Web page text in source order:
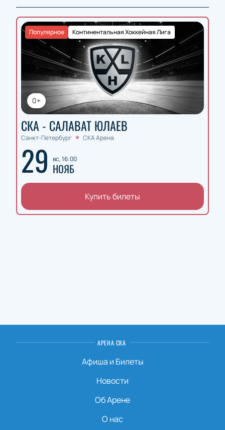
0+
Континентальная Хоккейная Лига
Популярное
СКА - САЛАВАТ ЮЛАЕВ
Санкт-Петербург СКА Арена
29 вс, 16:00
НОЯБ
Купить билеты
АРЕНА СКА
Афиша и Билеты
Новости
Об Арене
О нас